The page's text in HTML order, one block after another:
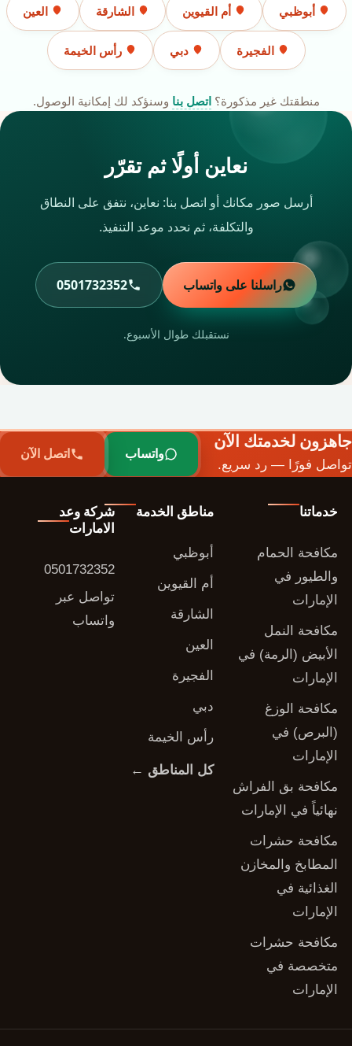
أبوظبي أم القيوين الشارقة العين
الفجيرة دبي رأس الخيمة
منطقتك غير مذكورة؟اتصل بنا وسنؤكد لك إمكانية الوصول.
نعاين أولًا ثم تقرّر
أرسل صور مكانك أو اتصل بنا: نعاين، نتفق على النطاق
والتكلفة، ثم نحدد موعد التنفيذ.
راسلنا على واتساب 0501732352
نستقبلك طوال الأسبوع.
جاهزون لخدمتك الآن
تواصل فورًا — رد سريع.
واتساب اتصل الآن
خدماتنا
مكافحة الحمام
والطيور في
الإمارات
مكافحة النمل
الأبيض (الرمة) في
الإمارات
مكافحة الوزغ
(البرص) في
الإمارات
مكافحة بق الفراش
نهائياً في الإمارات
مكافحة حشرات
المطابخ والمخازن
الغذائية في
الإمارات
مكافحة حشرات
متخصصة في
الإمارات
مناطق الخدمة
أبوظبي
أم القيوين
الشارقة
العين
الفجيرة
دبي
رأس الخيمة
كل المناطق ←
شركة وعد
الامارات
0501732352
تواصل عبر
واتساب